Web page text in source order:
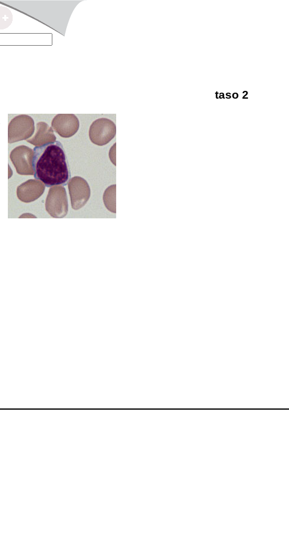
taso 2